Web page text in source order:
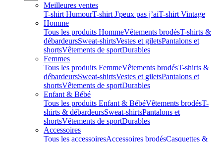
Meilleures ventes
T-shirt HumourT-shirt J'peux pas j’aiT-shirt Vintage
Homme
Tous les produits HommeVêtements brodésT-shirts &
débardeursSweat-shirtsVestes et giletsPantalons et
shortsVêtements de sportDurables
Femmes
Tous les produits FemmeVêtements brodésT-shirts &
débardeursSweat-shirtsVestes et giletsPantalons et
shortsVêtements de sportDurables
Enfant & Bébé
Tous les produits Enfant & BébéVêtements brodésT-
shirts & débardeursSweat-shirtsPantalons et
shortsVêtements de sportDurables
Accessoires
Tous les accessoiresAccessoires brodésCasquettes &